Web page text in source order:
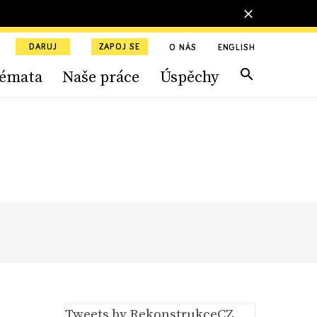
DARUJ ZAPOJ SE O NÁS ENGLISH
Naše práce Úspěchy